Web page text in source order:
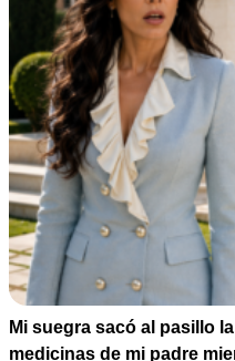
Mi suegra sacó al pasillo
medicinas de mi padre